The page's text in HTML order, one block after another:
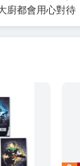
沒有電話聯繫與
依出版社最終公
【免運】，賣
都會用心對待